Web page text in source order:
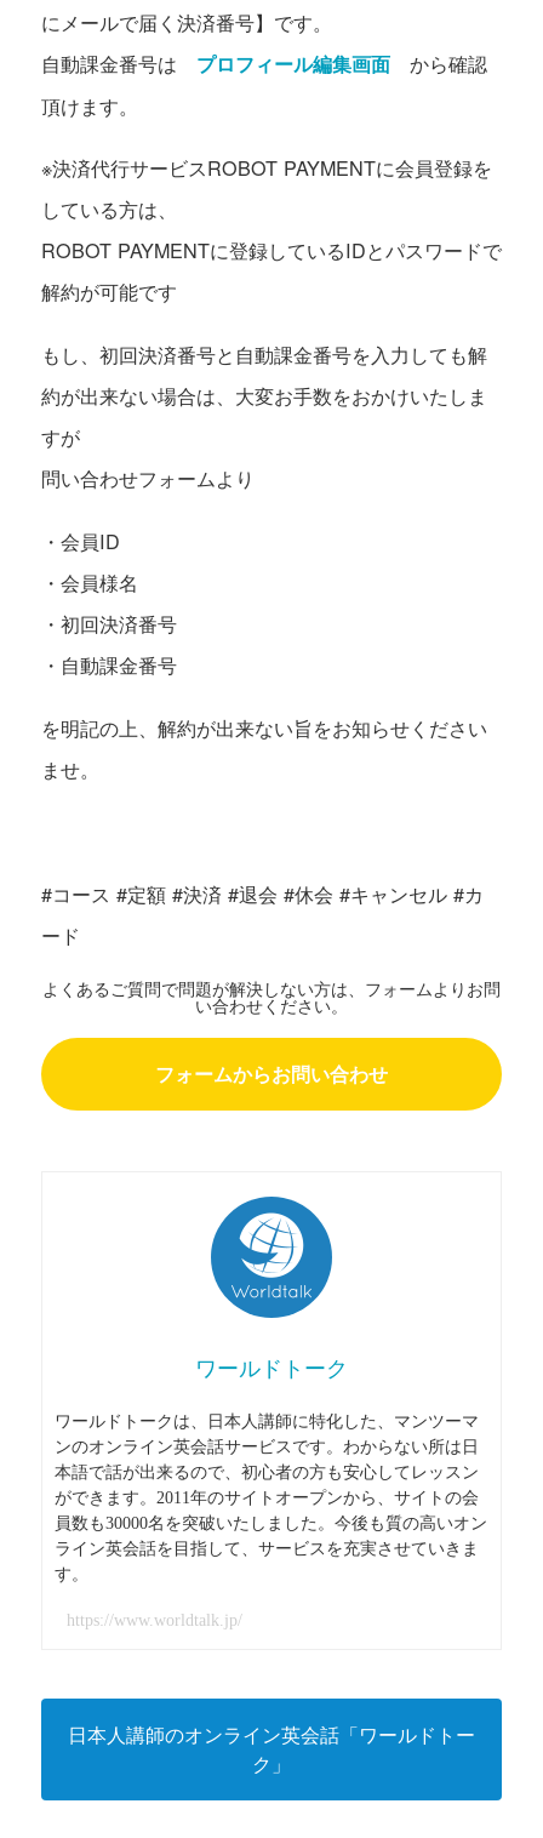
にメールで届く決済番号】です。
自動課金番号は プロフィール編集画面から確認
頂けます。
※決済代行サービスROBOT PAYMENTに会員登録を
している方は、
ROBOT PAYMENTに登録しているIDとパスワードで
解約が可能です
もし、初回決済番号と自動課金番号を入力しても解
約が出来ない場合は、大変お手数をおかけいたしま
すが
問い合わせフォームより
・会員ID
・会員様名
・初回決済番号
・自動課金番号
を明記の上、解約が出来ない旨をお知らせください
ませ。
#コース #定額 #決済 #退会 #休会 #キャンセル #カ
ード
よくあるご質問で問題が解決しない方は、フォームよりお問
い合わせください。
フォームからお問い合わせ
ワールドトーク
ワールドトークは、日本人講師に特化した、マンツーマ
ンのオンライン英会話サービスです。わからない所は日
本語で話が出来るので、初心者の方も安心してレッスン
ができます。2011年のサイトオープンから、サイトの会
員数も30000名を突破いたしました。今後も質の高いオン
ライン英会話を目指して、サービスを充実させていきま
す。
https://www.worldtalk.jp/
日本人講師のオンライン英会話「ワールドトー
ク」